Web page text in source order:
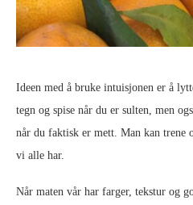
Ideen med å bruke intuisjonen er å
tegn og spise når du er sulten, men
når du faktisk er mett. Man kan trene
vi alle har.
Når maten vår har farger, tekstur og